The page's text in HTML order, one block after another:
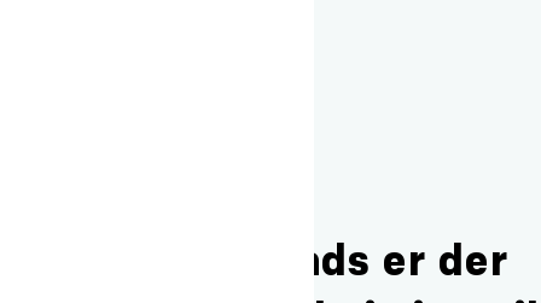
Hvor meget plads er der